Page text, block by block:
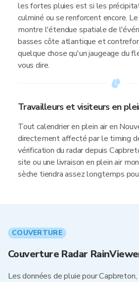
les fortes pluies est si les
culminé ou se renforcent encore.
montre l'étendue spatiale de
basses côte atlantique et
quelque chose qu'un jaugeage du
vous dire.
Travailleurs et visiteurs en
Tout calendrier en plein air en
directement affecté par le timing
vérification du radar depuis
site ou une livraison en plein air
sèche tiendra assez longtemps
COUVERTURE
Couverture Radar
Les données de pluie pour